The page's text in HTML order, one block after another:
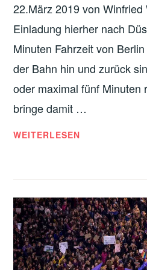
22.März 2019 von
Einladung hierher nach
Minuten Fahrzeit von
der Bahn hin und zurück
oder maximal fünf Minuten
bringe damit …
DIE
DGB
WEITERLESEN